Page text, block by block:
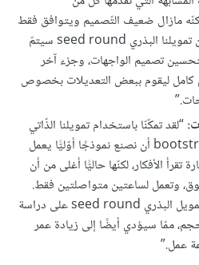
مازال ضعيف التّصميم ويتوافق فقط
مع متصفح كروم. جزء من تمويلنا البذري seed round سيتمّ
تصميم الواجهات، وجزء آخر
كامل ليقوم ببعض التعديلات بخصوص
“لقد تمكّنّا باستخدام تمويلنا الذّاتي
فقط bootstrapped funding أن نصنع نموذجًا أوّليًّا يعمل
الأفكار، لكنّها حاليًّا أغلى من أن
وتعمل لساعتين متواصلتين فقط.
سنقوم بإنفاق جزء من التّمويل البذري seed round على دراسة
ممّا سيؤدي أيضًا إلى زيادة عمر